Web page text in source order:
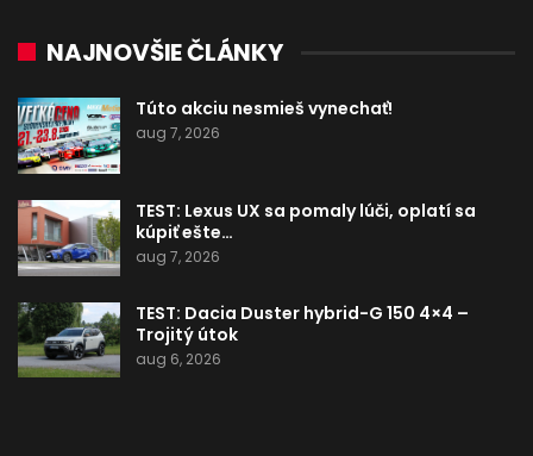
NAJNOVŠIE ČLÁNKY
Túto akciu nesmieš vynechať!
aug 7, 2026
TEST: Lexus UX sa pomaly lúči, oplatí sa
kúpiť ešte…
aug 7, 2026
TEST: Dacia Duster hybrid-G 150 4×4 –
Trojitý útok
aug 6, 2026